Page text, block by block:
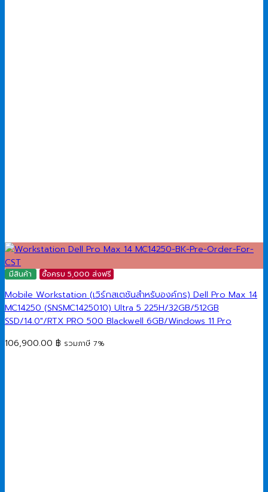
มีสินค้า ซื้อครบ 5,000 ส่งฟรี
Mobile Workstation (เวิร์กสเตชันสำหรับองค์กร) Dell Pro Max 14
MC14250 (SNSMC1425010) Ultra 5 225H/32GB/512GB
SSD/14.0″/RTX PRO 500 Blackwell 6GB/Windows 11 Pro
106,900.00 ฿ รวมภาษี 7%